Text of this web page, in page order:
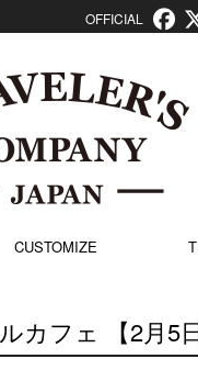
OFFICIAL
CUSTOMIZE
カフェ 【2月5